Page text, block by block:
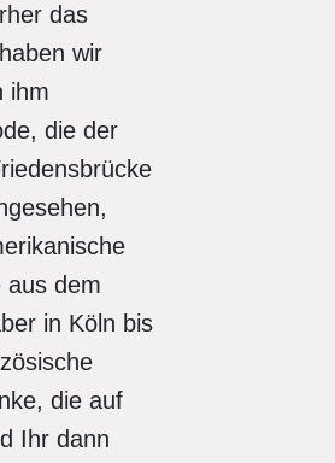
das
wir
ihm
die der
aus dem
in Köln bis
die auf
Ihr dann